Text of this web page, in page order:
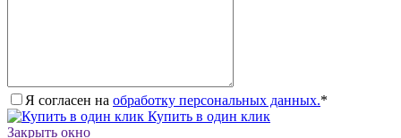
Я согласен на обработку персональных данных.*
Купить в один клик
Закрыть окно